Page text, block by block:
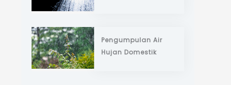
Pengumpulan Air
Hujan Domestik